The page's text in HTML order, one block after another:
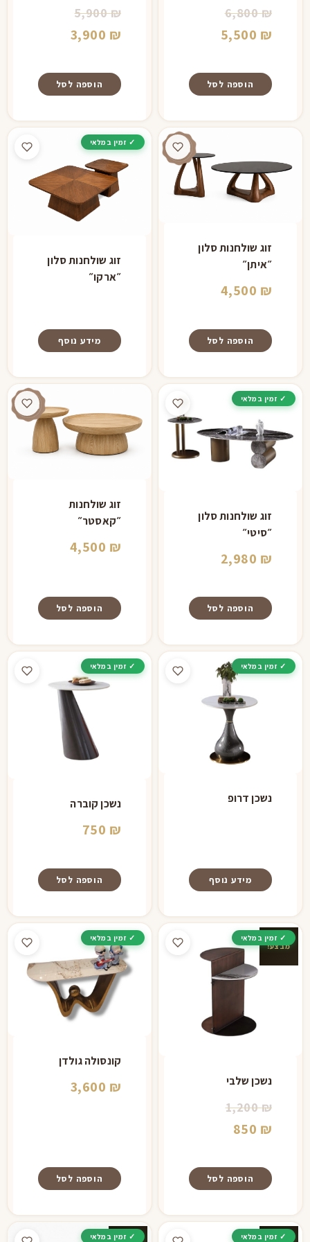
6,800₪
המחיר
המקורי
6,800 ₪.
5,500 ₪
הוא:
5,500 ₪.
הוספה לסל
5,900₪
המחיר
המקורי
5,900 ₪.
3,900 ₪
המחיר
הוא:
3,900 ₪.
הוספה לסל
זוג שולחנות סלון
״איתן״
4,500 ₪
הוספה לסל
זוג שולחנות סלון
״ארקו״
מידע נוסף
זוג שולחנות סלון
״סיטי״
2,980 ₪
הוספה לסל
זוג שולחנות
״קאסטר״
4,500 ₪
הוספה לסל
נשכן דרופ
מידע נוסף
נשכן קוברה
750 ₪
הוספה לסל
מבצע!
נשכן שלבי
1,200₪
המחיר
1,200 ₪.
850 ₪
הוא:
850 ₪.
הוספה לסל
קונסולה גולדן
3,600 ₪
הוספה לסל